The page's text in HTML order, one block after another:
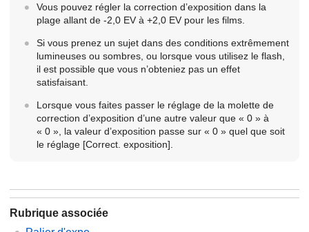
Vous pouvez régler la correction d’exposition dans la
plage allant de -2,0 EV à +2,0 EV pour les films.
Si vous prenez un sujet dans des conditions extrêmement
lumineuses ou sombres, ou lorsque vous utilisez le flash,
il est possible que vous n’obteniez pas un effet
satisfaisant.
Lorsque vous faites passer le réglage de la molette de
correction d’exposition d’une autre valeur que « 0 » à
« 0 », la valeur d’exposition passe sur « 0 » quel que soit
le réglage [Correct. exposition]
Rubrique associée